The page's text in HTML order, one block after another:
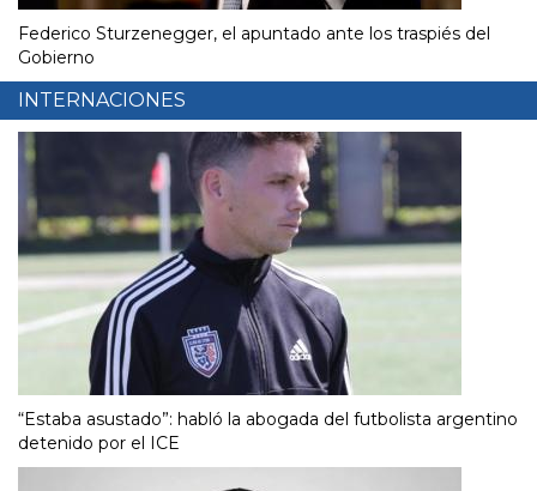
Federico Sturzenegger, el apuntado ante los traspiés del
Gobierno
INTERNACIONES
“Estaba asustado”: habló la abogada del futbolista argentino
detenido por el ICE